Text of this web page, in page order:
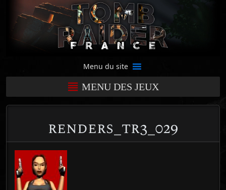
Menu du site
MENU DES JEUX
renders_tr3_029